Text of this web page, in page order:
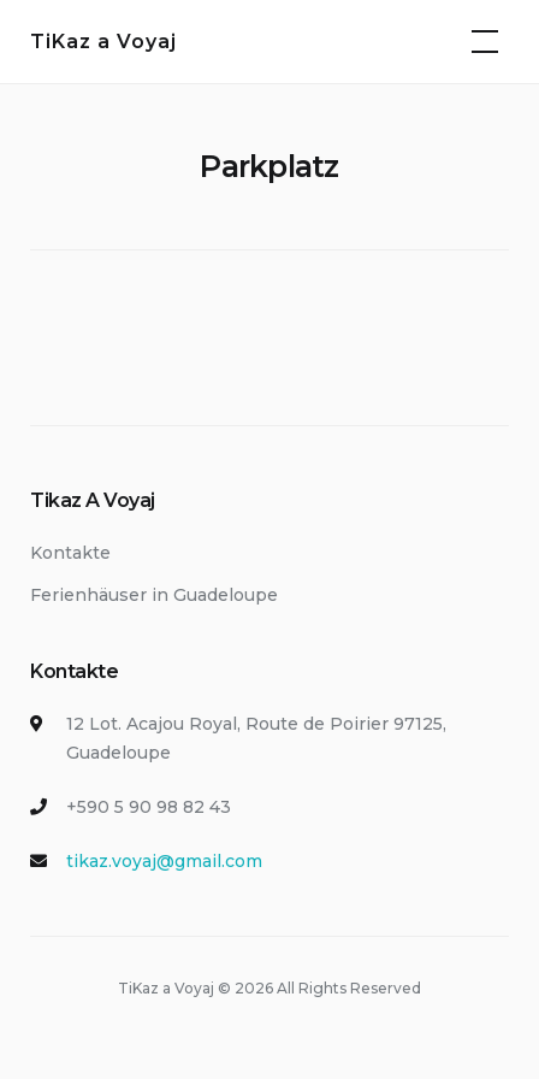
zumTiKaz a Voyaj
Parkplatz
Tikaz A Voyaj
Kontakte
Ferienhäuser in Guadeloupe
Kontakte
12 Lot. Acajou Royal, Route de Poirier 97125,
Guadeloupe
+590 5 90 98 82 43
tikaz.voyaj@gmail.com
TiKaz a Voyaj © 2026 All Rights Reserved